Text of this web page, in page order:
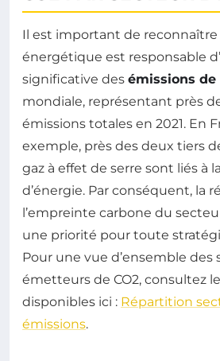
Il est important de
énergétique est responsable
significative des émissions de
mondiale, représentant près
émissions totales en 2021. En
exemple, près des deux tiers
gaz à effet de serre sont liés à
d’énergie. Par conséquent, la
l’empreinte carbone du
une priorité pour toute
Pour une vue d’ensemble des
émetteurs de CO2, consultez
disponibles ici : Répartition
émissions.